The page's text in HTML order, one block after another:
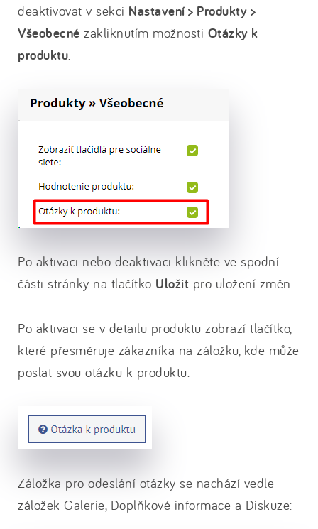
deaktivovat v sekci Nastavení > Produkty >
Všeobecné zakliknutím možnosti Otázky k
produktu.
Po aktivaci nebo deaktivaci klikněte ve spodní
části stránky na tlačítko Uložit pro uložení změn.
Po aktivaci se v detailu produktu zobrazí tlačítko,
které přesměruje zákazníka na záložku, kde může
poslat svou otázku k produktu:
Záložka pro odeslání otázky se nachází vedle
záložek Galerie, Doplňkové informace a Diskuze: